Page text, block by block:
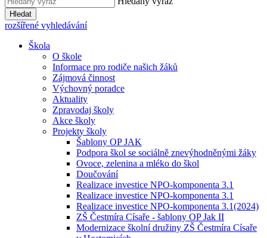
Hledat
rozšířené vyhledávání
Škola
O škole
Informace pro rodiče našich žáků
Zájmová činnost
Výchovný poradce
Aktuality
Zpravodaj školy
Akce školy
Projekty školy
Šablony OP JAK
Podpora škol se sociálně znevýhodněnými žáky
Ovoce, zelenina a mléko do škol
Doučování
Realizace investice NPO-komponenta 3.1
Realizace investice NPO-komponenta 3.1
Realizace investice NPO-komponenta 3.1(2024)
ZŠ Čestmíra Císaře - šablony OP Jak II
Modernizace školní družiny ZŠ Čestmíra Císaře